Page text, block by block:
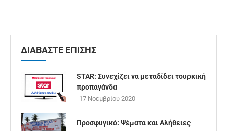
ΔΙΑΒΑΣΤΕ ΕΠΙΣΗΣ
STAR: Συνεχίζει να μεταδίδει τουρκική
προπαγάνδα
17 Νοεμβρίου 2020
Προσφυγικό: Ψέματα και Αλήθειες